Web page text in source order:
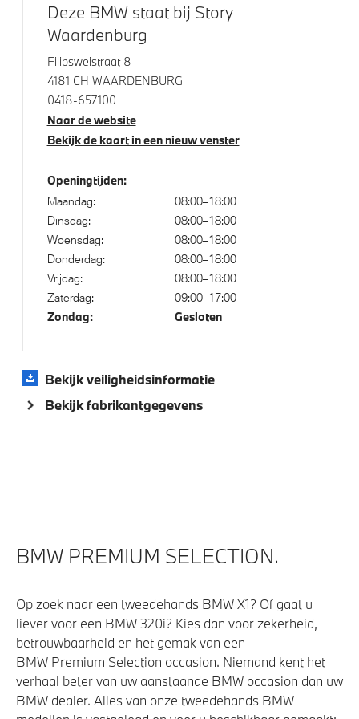
Isofix bevestiging passagierstoel voor
Deze BMW staat bij Story
Waardenburg
Filipsweistraat 8
4181 CH WAARDENBURG
0418-657100
Naar de website
Bekijk de kaart in een nieuw venster
Openingtijden:
Maandag:
08:00–18:00
Dinsdag:
08:00–18:00
Woensdag:
08:00–18:00
Donderdag:
08:00–18:00
Vrijdag:
08:00–18:00
Zaterdag:
09:00–17:00
Zondag: Gesloten
Bekijk veiligheidsinformatie
Bekijk fabrikantgegevens
BMW PREMIUM SELECTION.
Op zoek naar een tweedehands BMW X1? Of gaat u
liever voor een BMW 320i? Kies dan voor zekerheid,
betrouwbaarheid en het gemak van een
BMW Premium Selection occasion. Niemand kent het
verhaal beter van uw aanstaande BMW occasion dan uw
BMW dealer. Alles van onze tweedehands BMW